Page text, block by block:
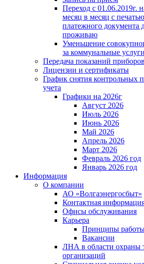
Переход с 01.06.2019г.
месяц в месяц с
платежного документа
проживаю
Уменьшение
за коммунальные
Передача показаний
Лицензии и сертификаты
График снятия контрольных
учета
Графики на 2026г
Август 2026
Июль 2026
Июнь 2026
Май 2026
Апрель 2026
Март 2026
Февраль 2026 год
Январь 2026 год
Информация
О компании
АО «Волгаэнергосбыт»
Контактная
Офисы обслуживания
Карьера
Принципы
Вакансии
ЛНА в области охраны
организаций